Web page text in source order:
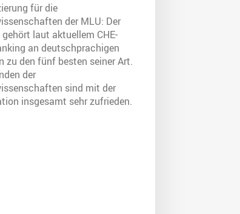
für die
der MLU: Der
laut aktuellem CHE-
an deutschprachigen
zu den fünf besten seiner Art.
der
sind mit der
insgesamt sehr zufrieden.